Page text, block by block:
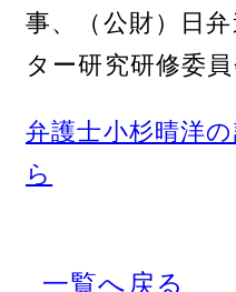
事、（公財）日
ター研究研修委
弁護士小杉晴洋
ら
一覧へ戻る